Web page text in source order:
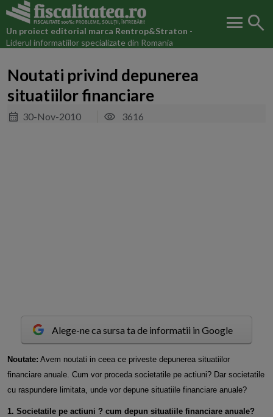
Un proiect editorial marca Rentrop&Straton -
Liderul informatiilor specializate din Romania
menu search
Noutati privind depunerea
situatiilor financiare
30-Nov-2010 3616
Alege-ne ca sursa ta de informatii in Google
Noutate: Avem noutati in ceea ce priveste depunerea situatiilor
financiare anuale. Cum vor proceda societatile pe actiuni? Dar societatile
cu raspundere limitata, unde vor depune situatiile financiare anuale?
1. Societatile pe actiuni ? cum depun situatiile financiare anuale?